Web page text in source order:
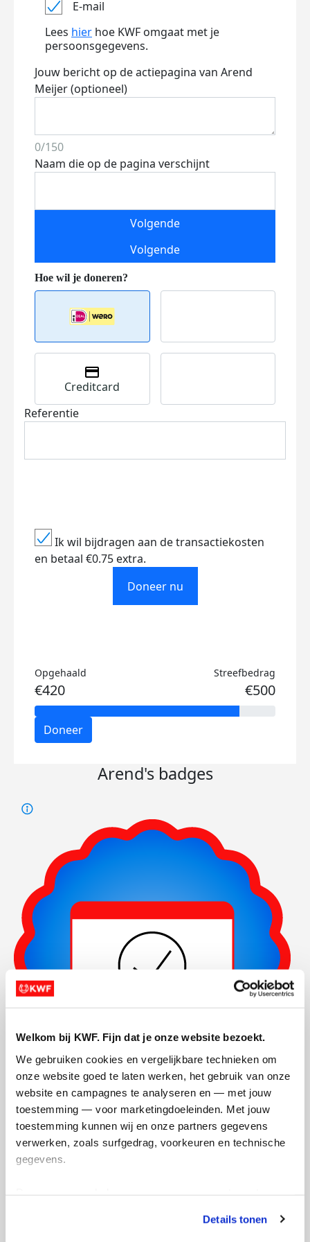
Welkom bij KWF. Fijn dat je onze website bezoekt.
We gebruiken cookies en vergelijkbare technieken om
onze website goed te laten werken, het gebruik van onze
website en campagnes te analyseren en — met jouw
toestemming — voor marketingdoeleinden. Met jouw
toestemming kunnen wij en onze partners gegevens
verwerken, zoals surfgedrag, voorkeuren en technische
gegevens.
tonen. Je kunt je toestemming op elk moment wijzigen of
Details tonen
E-mail
Lees hier hoe KWF omgaat met je
persoonsgegevens.
Jouw bericht op de actiepagina van Arend
Meijer (optioneel)
0/150
Naam die op de pagina verschijnt
Volgende
Volgende
Creditcard
Referentie
Ik wil bijdragen aan de transactiekosten
en betaal €0.75 extra.
Doneer nu
Opgehaald
€420
Streefbedrag
€500
Doneer
Arend's badges
Actiepagina gemaakt